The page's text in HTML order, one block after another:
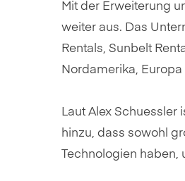
Mit der Erweiterung
weiter aus. Das
Rentals, Sunbelt
Nordamerika,
Laut Alex Schuessler
hinzu, dass sowohl
Technologien